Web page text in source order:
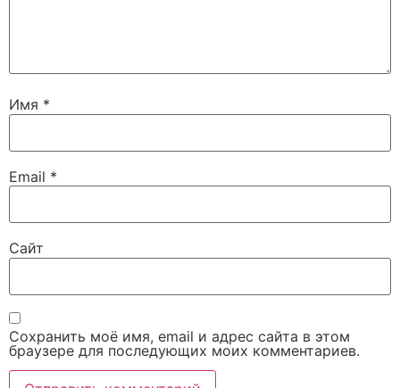
Имя *
Email *
Сайт
Сохранить моё имя, email и адрес сайта в этом
браузере для последующих моих комментариев.